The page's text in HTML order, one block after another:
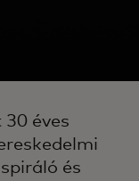
éves
és